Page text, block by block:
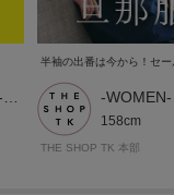
半袖の出番は今から！セ
158cm
THE SHOP TK 本部